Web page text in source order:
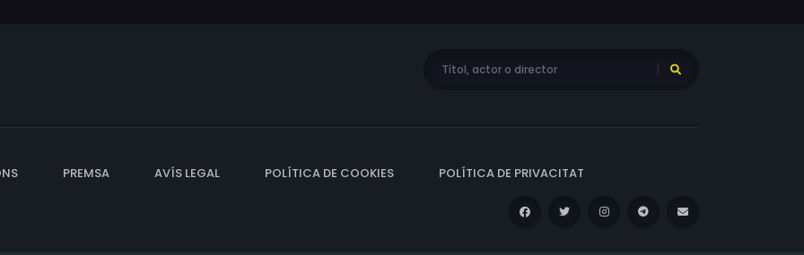
PREMSA AVÍS LEGAL POLÍTICA DE COOKIES POLÍTICA DE PRIVACITAT